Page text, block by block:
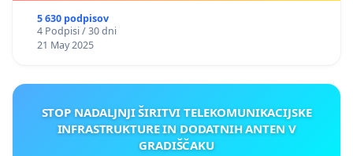
5 630 podpisov
4 Podpisi / 30 dni
21 May 2025
STOP NADALJNJI ŠIRITVI TELEKOMUNIKACIJSKE
INFRASTRUKTURE IN DODATNIH ANTEN V
GRADIŠČAKU